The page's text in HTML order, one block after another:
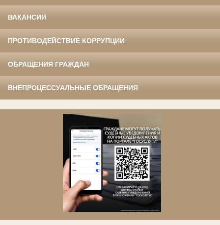
ВАКАНСИИ
ПРОТИВОДЕЙСТВИЕ КОРРУПЦИИ
ОБРАЩЕНИЯ ГРАЖДАН
ВНЕПРОЦЕССУАЛЬНЫЕ ОБРАЩЕНИЯ